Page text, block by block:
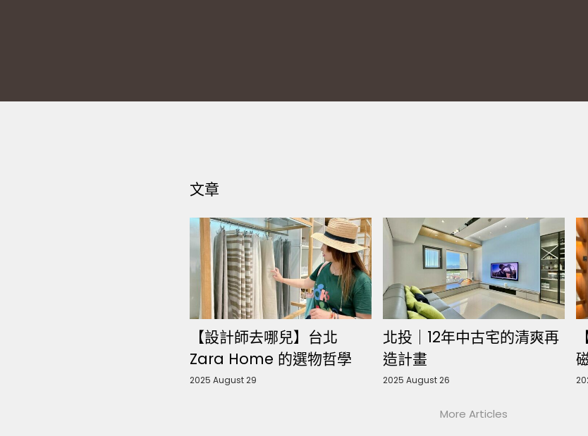
文章
【設計師去哪兒】台北
Zara Home 的選物哲學
2025 August 29
北投｜12年中古宅的清爽再
造計畫
2025 August 26
More Articles